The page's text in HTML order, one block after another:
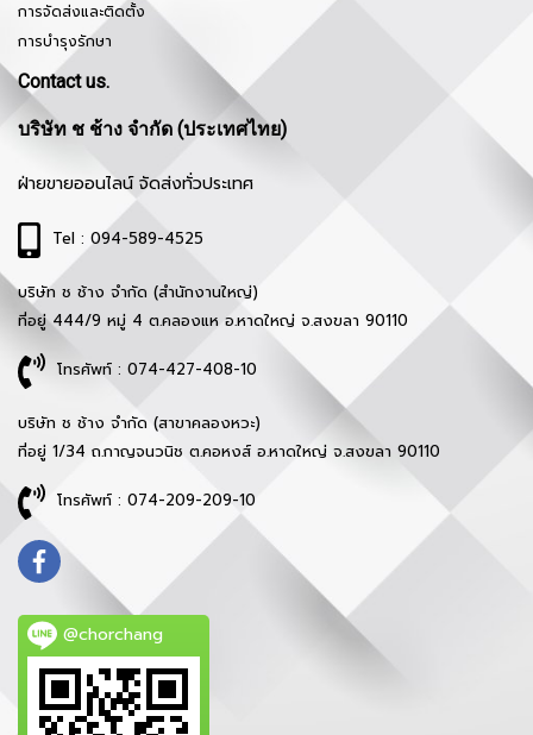
การจัดส่งและติดตั้ง
การบำรุงรักษา
Contact us.
บริษัท ช ช้าง จำกัด (ประเทศไทย)
ฝ่ายขายออนไลน์ จัดส่งทั่วประเทศ
Tel : 094-589-4525
บริษัท ช ช้าง จำกัด (สำนักงานใหญ่)
ที่อยู่ 444/9 หมู่ 4 ต.คลองแห อ.หาดใหญ่ จ.สงขลา 90110
โทรศัพท์ : 074-427-408-10
บริษัท ช ช้าง จำกัด (สาขาคลองหวะ)
ที่อยู่ 1/34 ถ.กาญจนวนิช ต.คอหงส์ อ.หาดใหญ่ จ.สงขลา 90110
โทรศัพท์ : 074-209-209-10
@chorchang